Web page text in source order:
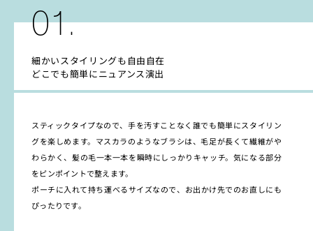
01.
細かいスタイリングも自由自在
どこでも簡単にニュアンス演出
スティックタイプなので、手を汚すことなく誰でも簡単にスタイリン
グを楽しめます。マスカラのようなブラシは、毛足が長くて繊維がや
わらかく、髪の毛一本一本を瞬時にしっかりキャッチ。気になる部分
をピンポイントで整えます。
ポーチに入れて持ち運べるサイズなので、お出かけ先でのお直しにも
ぴったりです。